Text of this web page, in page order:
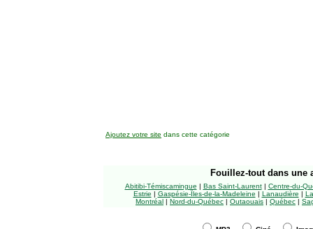
Ajoutez votre site dans cette catégorie
Fouillez-tout dans une
Abitibi-Témiscamingue | Bas Saint-Laurent| Centre-du-
Estrie | Gaspésie-Îles-de-la-Madeleine | Lanaudière |
Montréal | Nord-du-Québec | Outaouais | Québec |